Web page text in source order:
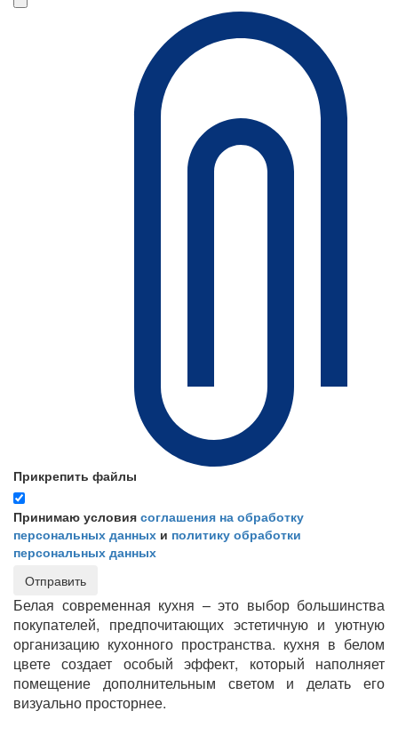
Прикрепить файлы
Принимаю условия соглашения на обработку
персональных данных и политику обработки
персональных данных
Отправить
Белая современная кухня – это выбор большинства
покупателей, предпочитающих эстетичную и уютную
организацию кухонного пространства. кухня в белом
цвете создает особый эффект, который наполняет
помещение дополнительным светом и делать его
визуально просторнее.